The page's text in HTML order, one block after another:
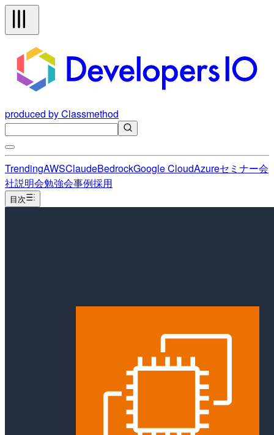
produced by Classmethod
TrendingAWSClaudeBedrockGoogle CloudAzureセミナー会
社説明会勉強会事例採用
目次